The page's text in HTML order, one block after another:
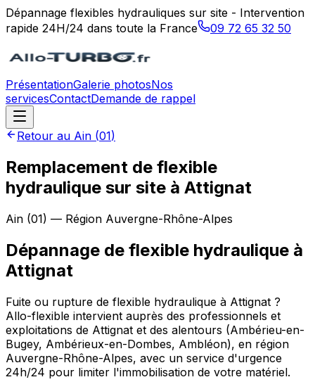
Dépannage flexibles hydrauliques sur site - Intervention
rapide 24H/24 dans toute la France
09 72 65 32 50
PrésentationGalerie photosNos
servicesContactDemande de rappel
Retour au Ain (01)
Remplacement de flexible
hydraulique sur site à Attignat
Ain (01) — Région Auvergne-Rhône-Alpes
Dépannage de flexible hydraulique à
Attignat
Fuite ou rupture de flexible hydraulique à Attignat ?
Allo-flexible intervient auprès des professionnels et
exploitations de Attignat et des alentours (Ambérieu-en-
Bugey, Ambérieux-en-Dombes, Ambléon), en région
Auvergne-Rhône-Alpes, avec un service d'urgence
24h/24 pour limiter l'immobilisation de votre matériel.